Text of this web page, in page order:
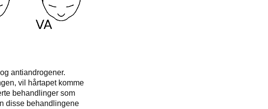
antiandrogener.
vil hårtapet komme
behandlinger som
disse behandlingene